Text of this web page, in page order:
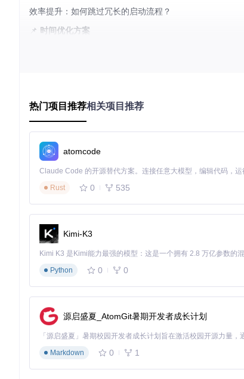
效率提升：如何跳过冗长的启动流程？
📌 时间优化方案
厌倦了每次启动游戏都要等待的开场动画？通过禁用启
新手入门：如何快速搭建个性化游戏环境？
基础配置三步法
首先确保游戏运行库完整，然后通过官方渠道获取框
成。
必试的三个入门功能
进阶玩家：如何打造专属游戏规则？
Lua脚本基础应用
识。
性能监控与调优
利用实时诊断窗口跟踪CPU/GPU占用率，识别性能
界面定制完全指南
从控制台位置调整到字体大小修改，再到自定义快
级玩家。
热门项目推荐相关项目推荐
atomcode
Rust
0 535
Kimi-K3
Python
0 0
源启盛夏_AtomGit暑期开发者成长计划
Markdown
0 1